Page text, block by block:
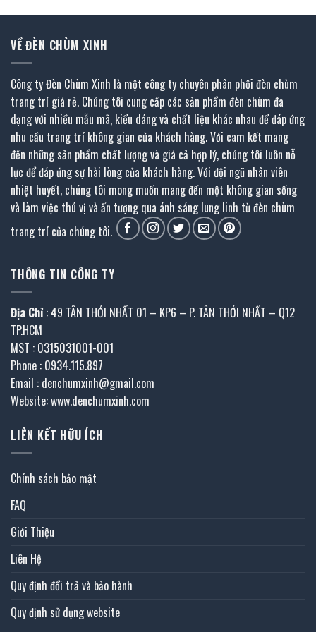
VỀ ĐÈN CHÙM XINH
Công ty Đèn Chùm Xinh là một công ty chuyên phân phối đèn chùm
trang trí giá rẻ. Chúng tôi cung cấp các sản phẩm đèn chùm đa
dạng với nhiều mẫu mã, kiểu dáng và chất liệu khác nhau để đáp ứng
nhu cầu trang trí không gian của khách hàng. Với cam kết mang
đến những sản phẩm chất lượng và giá cả hợp lý, chúng tôi luôn nỗ
lực để đáp ứng sự hài lòng của khách hàng. Với đội ngũ nhân viên
nhiệt huyết, chúng tôi mong muốn mang đến một không gian sống
và làm việc thú vị và ấn tượng qua ánh sáng lung linh từ đèn chùm
trang trí của chúng tôi.
THÔNG TIN CÔNG TY
Địa Chỉ : 49 TÂN THỚI NHẤT 01 – KP6 – P. TÂN THỚI NHẤT – Q12
TP.HCM
MST : 0315031001-001
Phone : 0934.115.897
Email : denchumxinh@gmail.com
Website: www.denchumxinh.com
LIÊN KẾT HỮU ÍCH
Chính sách bảo mật
FAQ
Giới Thiệu
Liên Hệ
Quy định đổi trả và bảo hành
Quy định sử dụng website